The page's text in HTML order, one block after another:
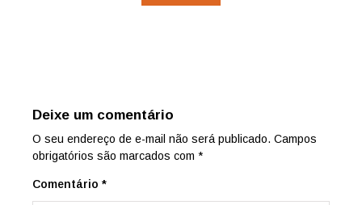
Deixe um comentário
O seu endereço de e-mail não será publicado. Campos
obrigatórios são marcados com *
Comentário *